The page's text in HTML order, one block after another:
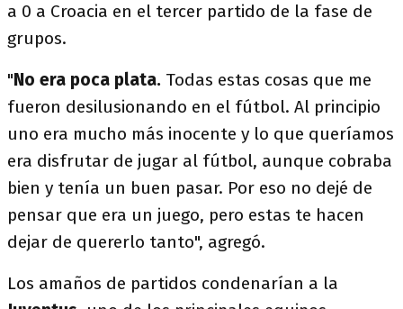
a 0 a Croacia en el tercer partido de la fase de
grupos.
"No era poca plata. Todas estas cosas que me
fueron desilusionando en el fútbol. Al principio
uno era mucho más inocente y lo que queríamos
era disfrutar de jugar al fútbol, aunque cobraba
bien y tenía un buen pasar. Por eso no dejé de
pensar que era un juego, pero estas te hacen
dejar de quererlo tanto", agregó.
Los amaños de partidos condenarían a la